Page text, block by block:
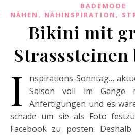
BADEMODE
NÄHEN , NÄHINSPIRATION ,
Bikini mit
Strasssteinen
I
nspirations-Sonntag…
Saison voll im Gange
Anfertigungen und es
schade um sie als Foto
Facebook zu posten.